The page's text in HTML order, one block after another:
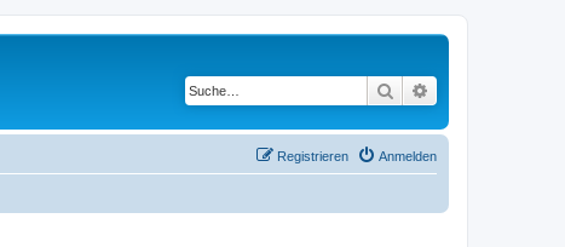
Suche
Anmelden
Registrieren